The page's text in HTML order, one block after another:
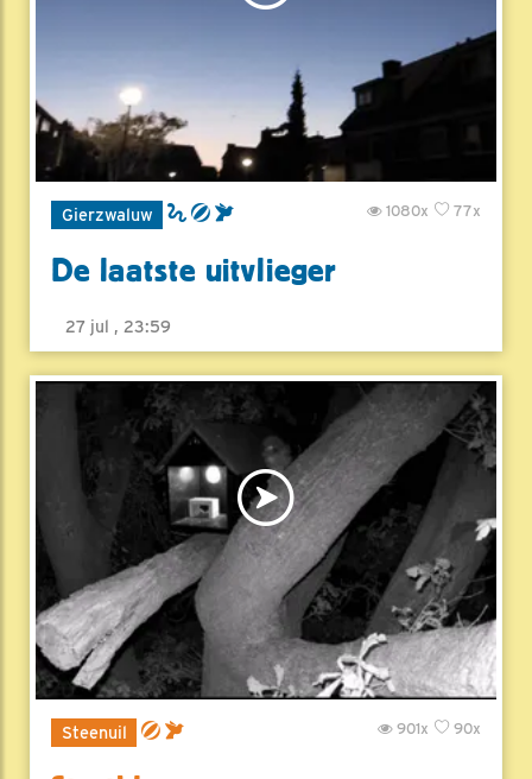
Gierzwaluw 77x
1080x
De laatste uitvlieger
27 jul , 23:59
Steenuil 90x
901x